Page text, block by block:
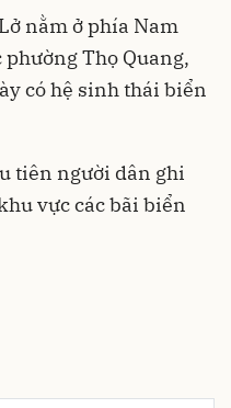
nằm ở phía Nam
Thọ Quang,
có hệ sinh thái biển
tiên người dân ghi
vực các bãi biển